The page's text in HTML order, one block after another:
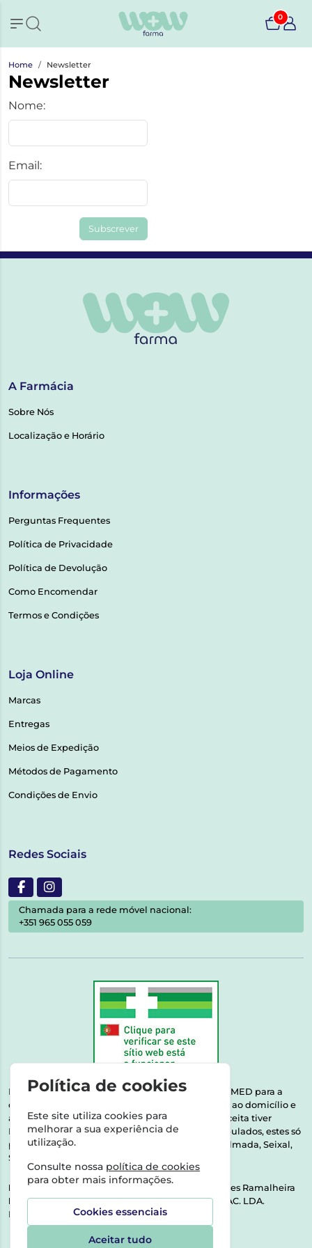
0
Home Newsletter
Newsletter
Nome:
Email:
Subscrever
A Farmácia
Sobre Nós
Localização e Horário
Informações
Perguntas Frequentes
Política de Privacidade
Política de Devolução
Como Encomendar
Termos e Condições
Loja Online
Marcas
Entregas
Meios de Expedição
Métodos de Pagamento
Condições de Envio
Redes Sociais
Chamada para a rede móvel nacional:
+351 965 055 059
Esta farmácia encontra-se autorizada pelo INFARMED para a
dispensa de medicamentos e produtos de saúde ao domicílio e
através da internet. Medicamentos | Se na sua receita tiver
MSRM, MNSRM, MSRMV ou Medicamentos Manipulados, estes só
podem ser entregues nos seguintes concelhos: Almada, Seixal,
Sesimbra, Oeiras e Lisboa.
Direção Técnica:
Dra. Raquel Alexandra Fernandes Ramalheira
NIPC:513064133 | ASPAS E NÚMEROS SOC. FARMAC. LDA.
Rua dos Castanheiros 5 AB Feijó2810-036 Almada
Política de cookies
Este site utiliza cookies para
melhorar a sua experiência de
utilização.
Consulte nossa política de cookies
para obter mais informações.
Cookies essenciais
Aceitar tudo